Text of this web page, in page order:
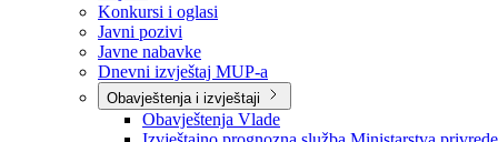
Sve vijesti
Izdvojeno
Najave
Konkursi i oglasi
Javni pozivi
Javne nabavke
Dnevni izvještaj MUP-a